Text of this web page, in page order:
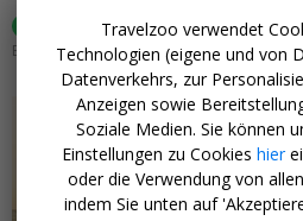
hat es gefallen (55 Bewertungen
Travelzoo verwendet
Technologien (eigene und von
Datenverkehrs, zur
Anzeigen sowie
Soziale Medien. Sie können
Einstellungen zu Cookies hier
oder die Verwendung von
indem Sie unten auf